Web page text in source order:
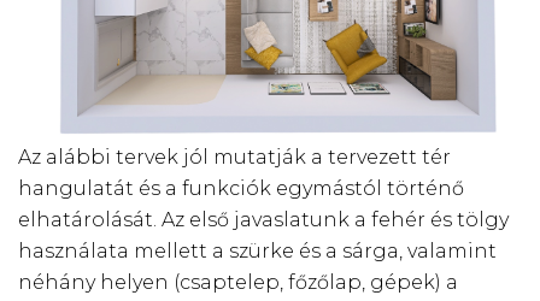
Az alábbi tervek jól mutatják a tervezett tér
hangulatát és a funkciók egymástól történő
elhatárolását. Az első javaslatunk a fehér és tölgy
használata mellett a szürke és a sárga, valamint
néhány helyen (csaptelep, főzőlap, gépek) a